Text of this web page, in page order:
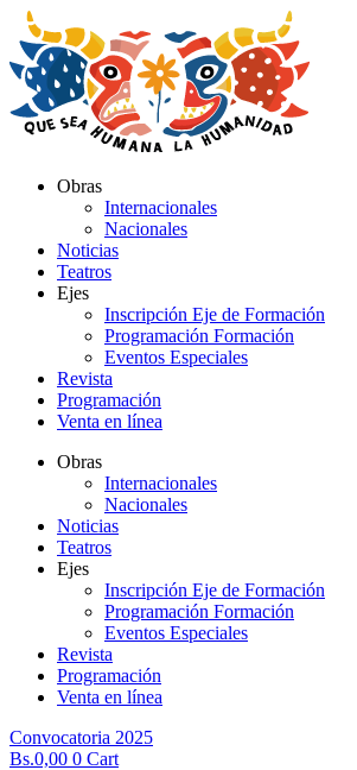
al
contenido
Obras
Internacionales
Nacionales
Noticias
Teatros
Ejes
Inscripción Eje de Formación
Programación Formación
Eventos Especiales
Revista
Programación
Venta en línea
Obras
Internacionales
Nacionales
Noticias
Teatros
Ejes
Inscripción Eje de Formación
Programación Formación
Eventos Especiales
Revista
Programación
Venta en línea
Convocatoria 2025
Bs.0,00 0 Cart